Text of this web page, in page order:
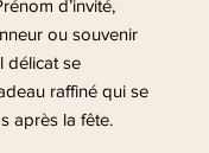
d’invité,
ou souvenir
délicat se
raffiné qui se
après la fête.